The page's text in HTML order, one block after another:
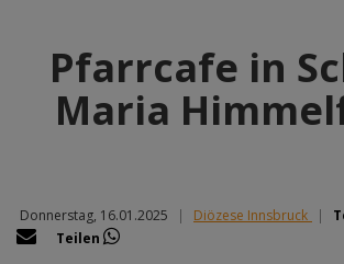
Pfarrcafe in
Maria
Donnerstag, 16.01.2025 | Diözese Innsbruck |
Teilen